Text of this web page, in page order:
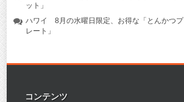
ット」
ハワイ 8月の水曜日限定、お得な「とんかつプ
レート」
コンテンツ